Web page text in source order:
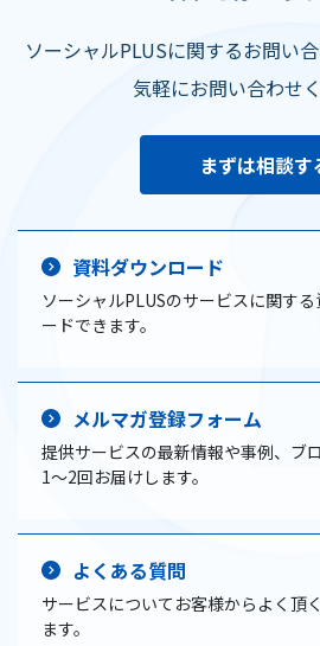
ソーシャルPLUSに関するお問い
気軽にお問い合わせ
まずは相談す
資料ダウンロード
ソーシャルPLUSのサービスに関す
ードできます。
メルマガ登録フォーム
提供サービスの最新情報や事例、ブ
1〜2回お届けします。
よくある質問
サービスについてお客様からよく頂
ます。